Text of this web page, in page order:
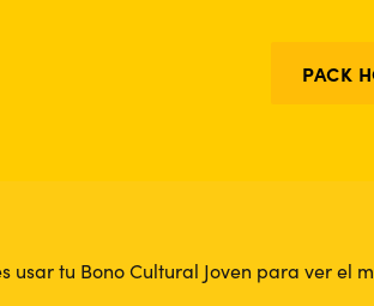
PACK
usar tu Bono Cultural Joven para ver el